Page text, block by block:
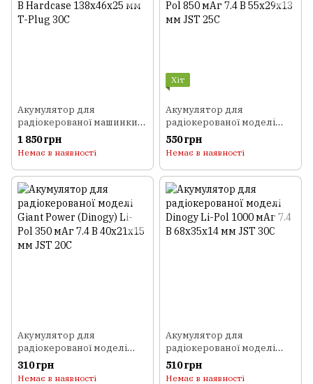
Акумулятор для
радіокерованої машинки
Dinogy Li-Pol 4500 мАг 7.4 В
Hardcase 138x46x25 мм T-
1 850 грн
Немає в наявності
Хіт
Акумулятор для
радіокерованої моделі
Giant Power (Dinogy) Li-Pol
850 мАг 7.4 В 55x29x13 мм
550 грн
Немає в наявності
Акумулятор для
радіокерованої моделі
Giant Power (Dinogy) Li-Pol
350 мАг 7.4 В 40x21x15 мм
310 грн
Немає в наявності
Акумулятор для
радіокерованої моделі
Dinogy Li-Pol 1000 мАг 7.4 В
68x35x14 мм JST 30C
510 грн
Немає в наявності